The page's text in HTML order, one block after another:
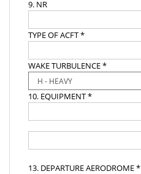
9. NR
TYPE OF ACFT *
WAKE TURBULENCE *
10. EQUIPMENT *
13. DEPARTURE AERODROME *